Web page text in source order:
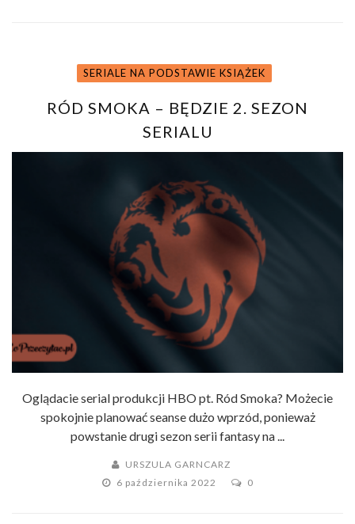
SERIALE NA PODSTAWIE KSIĄŻEK
RÓD SMOKA – BĘDZIE 2. SEZON
SERIALU
Oglądacie serial produkcji HBO pt. Ród Smoka? Możecie
spokojnie planować seanse dużo wprzód, ponieważ
powstanie drugi sezon serii fantasy na ...
URSZULA GARNCARZ
6 października 2022
0